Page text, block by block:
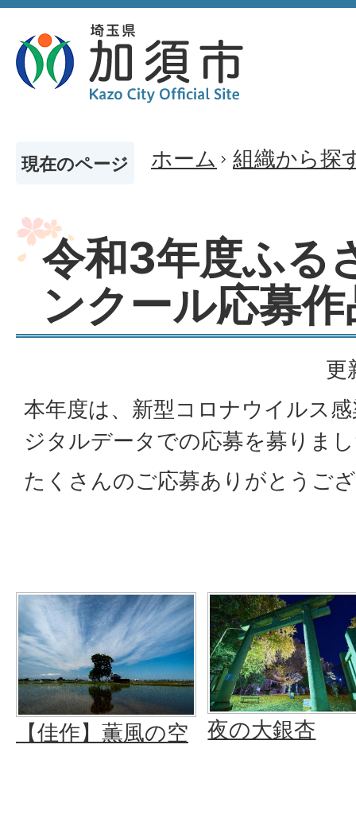
現在のページ ホーム 組織から探
令和3年度ふる
ンクール応募
更
本年度は、新型コロナウイルス
ジタルデータでの応募を募りま
たくさんのご応募ありがとうご
【佳作】薫風の空 夜の大銀杏